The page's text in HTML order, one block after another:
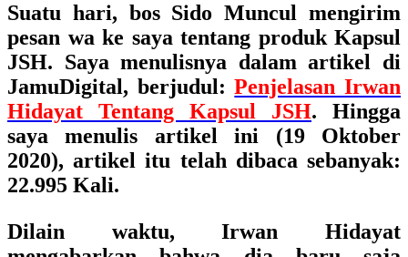
Suatu hari, bos Sido Muncul mengirim
pesan wa ke saya tentang produk Kapsul
JSH. Saya menulisnya dalam artikel di
JamuDigital, berjudul:Penjelasan Irwan
Hidayat Tentang Kapsul JSH. Hingga
saya menulis artikel ini (19 Oktober
2020), artikel itu telah dibaca sebanyak:
22.995 Kali.
Dilain waktu, Irwan Hidayat